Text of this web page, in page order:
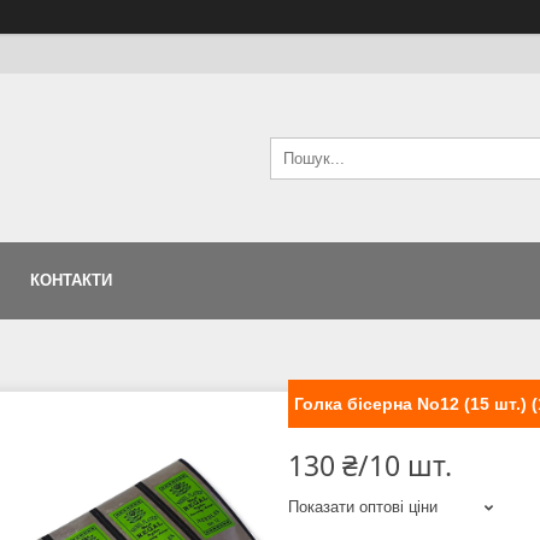
КОНТАКТИ
Голка бісерна No12 (15 шт.)
130 ₴/10 шт.
Показати оптові ціни